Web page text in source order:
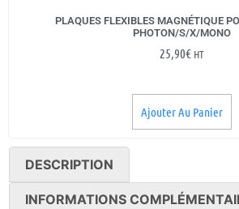
PLAQUES FLEXIBLES MAGNÉTIQUE
PHOTON/S/X/MONO
25,90€ HT
Ajouter Au Panier
DESCRIPTION
INFORMATIONS